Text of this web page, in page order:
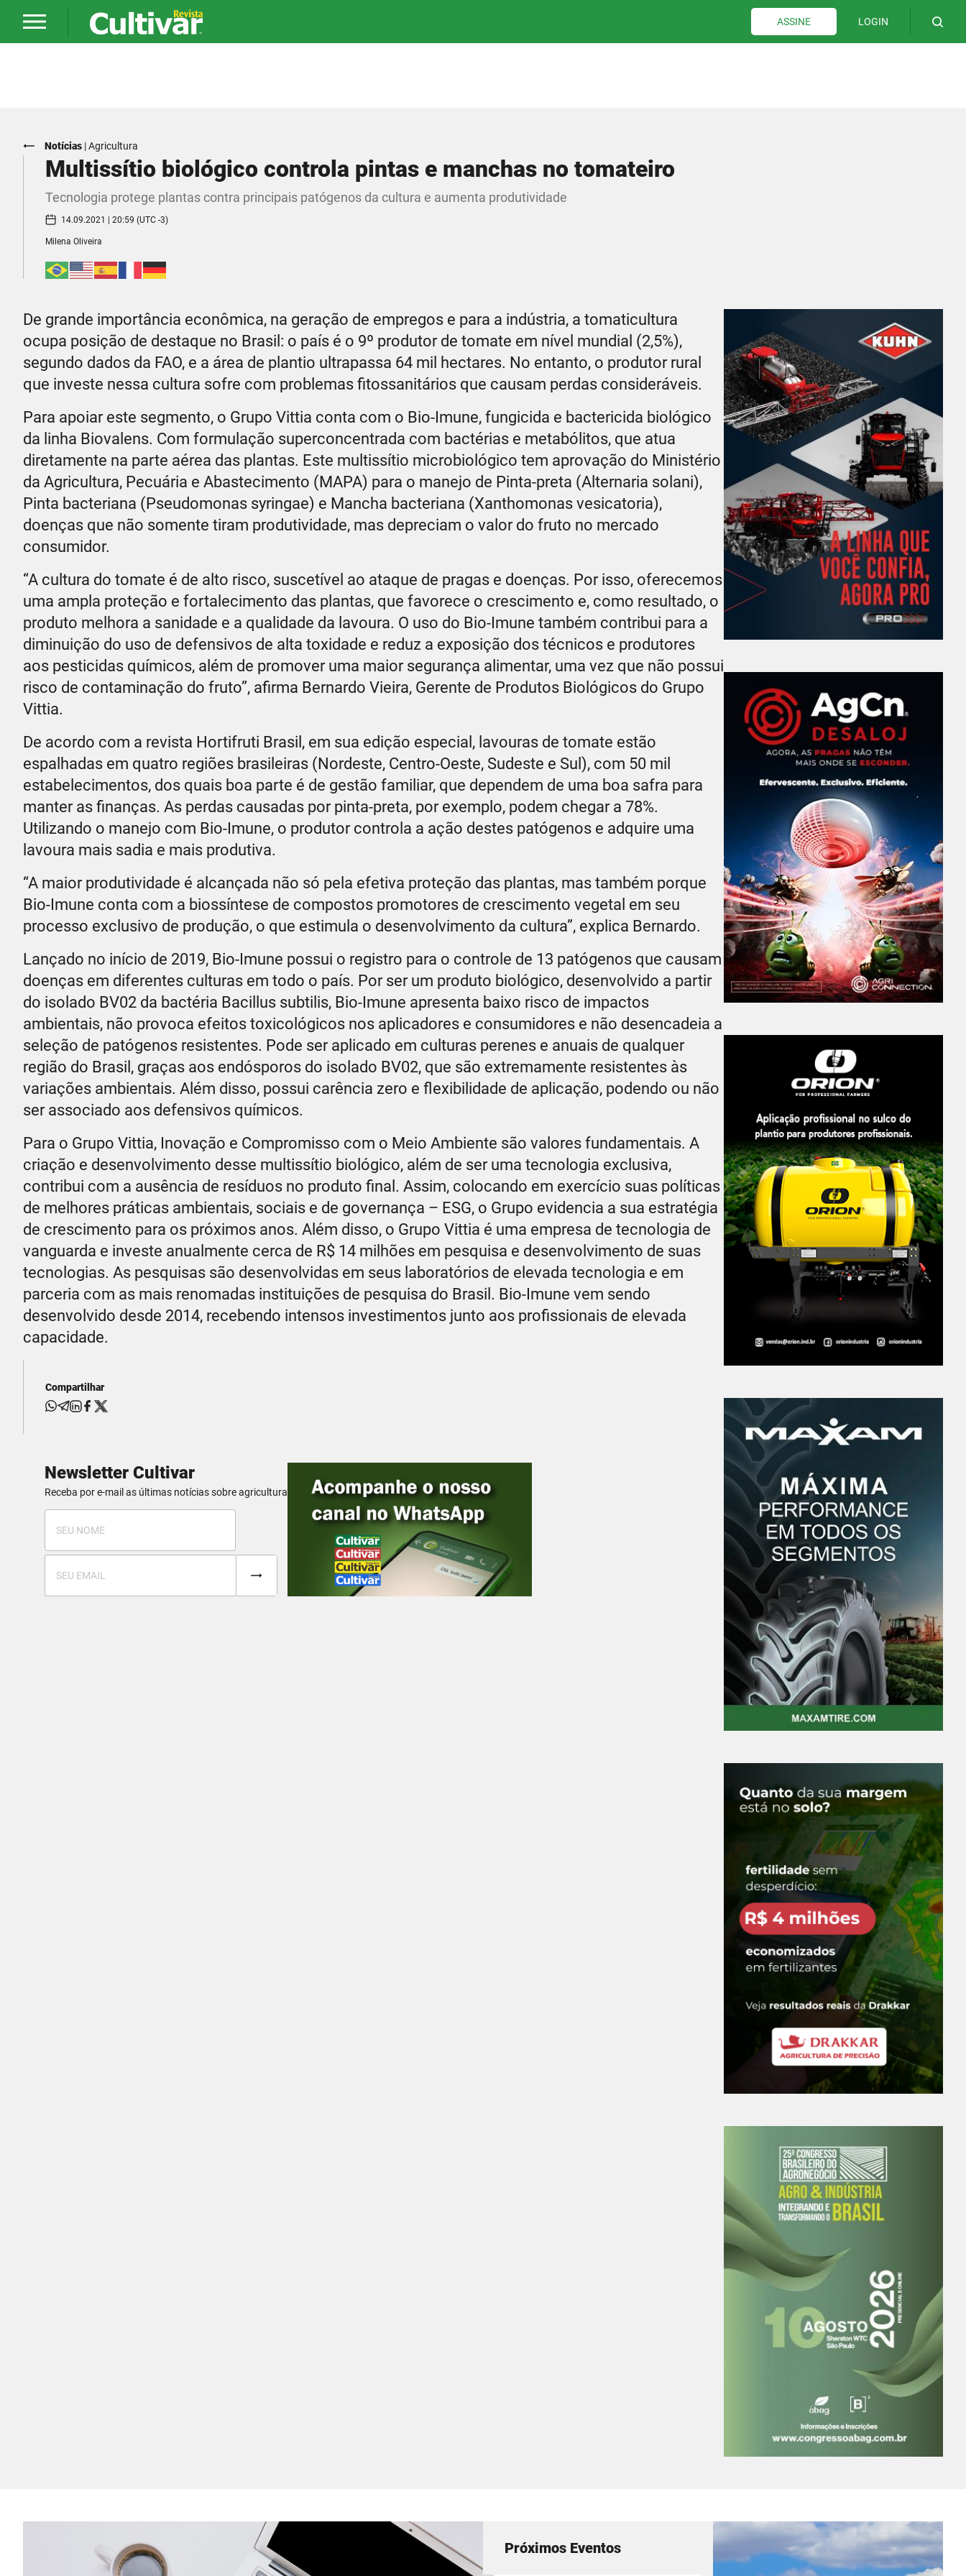
ASSINE LOGIN
Notícias |Agricultura
Multissítio biológico controla pintas e manchas no tomateiro
Tecnologia protege plantas contra principais patógenos da cultura e aumenta produtividade
14.09.2021 | 20:59 (UTC -3)
Milena Oliveira
De grande importância econômica, na geração de empregos e para a indústria, a tomaticultura
ocupa posição de destaque no Brasil: o país é o 9º produtor de tomate em nível mundial (2,5%),
segundo dados da FAO, e a área de plantio ultrapassa 64 mil hectares. No entanto, o produtor rural
que investe nessa cultura sofre com problemas fitossanitários que causam perdas consideráveis.
Para apoiar este segmento, o Grupo Vittia conta com o Bio-Imune, fungicida e bactericida biológico
da linha Biovalens. Com formulação superconcentrada com bactérias e metabólitos, que atua
diretamente na parte aérea das plantas. Este multissítio microbiológico tem aprovação do Ministério
da Agricultura, Pecuária e Abastecimento (MAPA) para o manejo de Pinta-preta (Alternaria solani),
Pinta bacteriana (Pseudomonas syringae) e Mancha bacteriana (Xanthomonas vesicatoria),
doenças que não somente tiram produtividade, mas depreciam o valor do fruto no mercado
consumidor.
“A cultura do tomate é de alto risco, suscetível ao ataque de pragas e doenças. Por isso, oferecemos
uma ampla proteção e fortalecimento das plantas, que favorece o crescimento e, como resultado, o
produto melhora a sanidade e a qualidade da lavoura. O uso do Bio-Imune também contribui para a
diminuição do uso de defensivos de alta toxidade e reduz a exposição dos técnicos e produtores
aos pesticidas químicos, além de promover uma maior segurança alimentar, uma vez que não possui
risco de contaminação do fruto”, afirma Bernardo Vieira, Gerente de Produtos Biológicos do Grupo
Vittia.
De acordo com a revista Hortifruti Brasil, em sua edição especial, lavouras de tomate estão
espalhadas em quatro regiões brasileiras (Nordeste, Centro-Oeste, Sudeste e Sul), com 50 mil
estabelecimentos, dos quais boa parte é de gestão familiar, que dependem de uma boa safra para
manter as finanças. As perdas causadas por pinta-preta, por exemplo, podem chegar a 78%.
Utilizando o manejo com Bio-Imune, o produtor controla a ação destes patógenos e adquire uma
lavoura mais sadia e mais produtiva.
“A maior produtividade é alcançada não só pela efetiva proteção das plantas, mas também porque
Bio-Imune conta com a biossíntese de compostos promotores de crescimento vegetal em seu
processo exclusivo de produção, o que estimula o desenvolvimento da cultura”, explica Bernardo.
Lançado no início de 2019, Bio-Imune possui o registro para o controle de 13 patógenos que causam
doenças em diferentes culturas em todo o país. Por ser um produto biológico, desenvolvido a partir
do isolado BV02 da bactéria Bacillus subtilis, Bio-Imune apresenta baixo risco de impactos
ambientais, não provoca efeitos toxicológicos nos aplicadores e consumidores e não desencadeia a
seleção de patógenos resistentes. Pode ser aplicado em culturas perenes e anuais de qualquer
região do Brasil, graças aos endósporos do isolado BV02, que são extremamente resistentes às
variações ambientais. Além disso, possui carência zero e flexibilidade de aplicação, podendo ou não
ser associado aos defensivos químicos.
Para o Grupo Vittia, Inovação e Compromisso com o Meio Ambiente são valores fundamentais. A
criação e desenvolvimento desse multissítio biológico, além de ser uma tecnologia exclusiva,
contribui com a ausência de resíduos no produto final. Assim, colocando em exercício suas políticas
de melhores práticas ambientais, sociais e de governança – ESG, o Grupo evidencia a sua estratégia
de crescimento para os próximos anos. Além disso, o Grupo Vittia é uma empresa de tecnologia de
vanguarda e investe anualmente cerca de R$ 14 milhões em pesquisa e desenvolvimento de suas
tecnologias. As pesquisas são desenvolvidas em seus laboratórios de elevada tecnologia e em
parceria com as mais renomadas instituições de pesquisa do Brasil. Bio-Imune vem sendo
desenvolvido desde 2014, recebendo intensos investimentos junto aos profissionais de elevada
capacidade.
Compartilhar
Newsletter Cultivar
Receba por e-mail as últimas notícias sobre agricultura
Próximos Eventos